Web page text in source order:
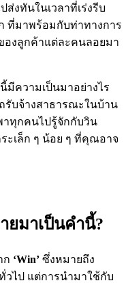
ส่งทันในเวลาที่เร่งรีบ
ที่มาพร้อมกับท่าทางการ
องลูกค้าแต่ละคนลอยมา
มีความเป็นมาอย่างไร
รับจ้างสาธารณะในบ้าน
าทุกคนไปรู้จักกับวิน
ะเล็ก ๆ น้อย ๆ ที่คุณอาจ
ยมาเป็นคำนี้?
ก ‘Win’ ซึ่งหมายถึง
ไป แต่การนำมาใช้กับ